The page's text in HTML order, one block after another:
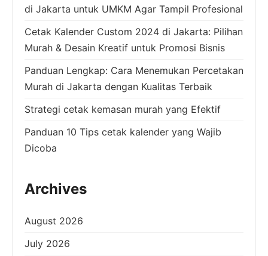
di Jakarta untuk UMKM Agar Tampil Profesional
Cetak Kalender Custom 2024 di Jakarta: Pilihan
Murah & Desain Kreatif untuk Promosi Bisnis
Panduan Lengkap: Cara Menemukan Percetakan
Murah di Jakarta dengan Kualitas Terbaik
Strategi cetak kemasan murah yang Efektif
Panduan 10 Tips cetak kalender yang Wajib
Dicoba
Archives
August 2026
July 2026